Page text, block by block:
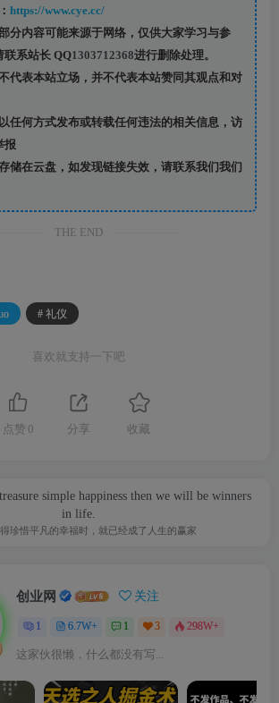
https://www.cye.cc/
分内容可能来源于网络，仅供大家学习与参
联系站长 QQ1303712368进行删除处理。
代表本站立场，并不代表本站赞同其观点和对
任何方式发布或转载任何违法的相关信息，访
报
储在云盘，如发现链接失效，请联系我们我们
THE END
# 礼仪
喜欢就支持一下吧
点赞 0 分享 收藏
simple happiness then we will be winners
in life.
珍惜平凡的幸福时，就已经成了人生的赢家
创业网 关注
1 6.7W+ 1 3 298W+
这家伙很懒，什么都没有写...